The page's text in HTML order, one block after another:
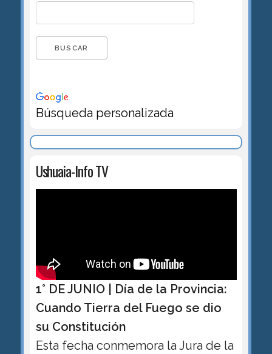
Búsqueda personalizada
Ushuaia-Info TV
1° DE JUNIO | Día de la Provincia:
Cuando Tierra del Fuego se dio
su Constitución
Esta fecha conmemora la Jura de la